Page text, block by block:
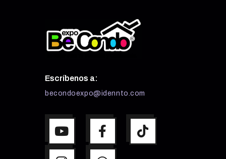
Escríbenos a:
becondoexpo@idennto.com